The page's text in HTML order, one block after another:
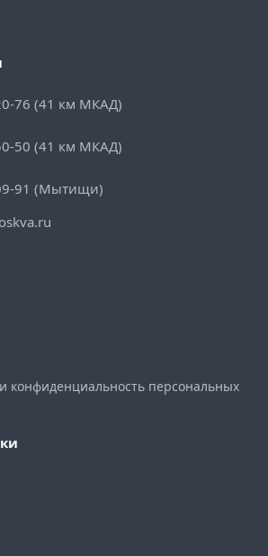
76 (41 км МКАД)
50 (41 км МКАД)
91 (Мытищи)
конфиденциальность персональных